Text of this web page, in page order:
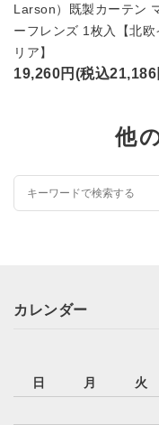
Larson）既製カーテン
ーフレンズ 1枚入【北欧
リア】
19,260円(税込21,186
他
カレンダー
日
月 火